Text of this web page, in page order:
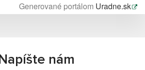
Generované portálom Uradne.sk
Napíšte nám